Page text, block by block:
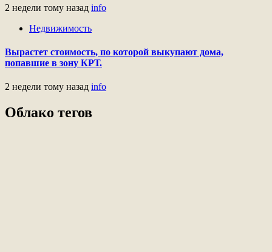
2 недели тому назад info
Недвижимость
Вырастет стоимость, по которой выкупают дома,
попавшие в зону КРТ.
2 недели тому назад info
Облако тегов